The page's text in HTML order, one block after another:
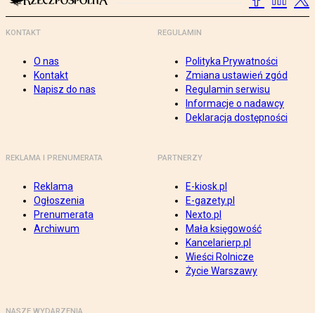
KONTAKT
O nas
Kontakt
Napisz do nas
REGULAMIN
Polityka Prywatności
Zmiana ustawień zgód
Regulamin serwisu
Informacje o nadawcy
Deklaracja dostępności
REKLAMA I PRENUMERATA
Reklama
Ogłoszenia
Prenumerata
Archiwum
PARTNERZY
E-kiosk.pl
E-gazety.pl
Nexto.pl
Mała księgowość
Kancelarierp.pl
Wieści Rolnicze
Życie Warszawy